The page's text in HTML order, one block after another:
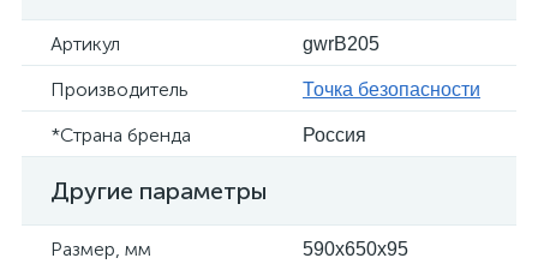
Артикул gwrB205
Производитель Точка безопасности
*Страна бренда Россия
Другие параметры
Размер, мм 590x650x95